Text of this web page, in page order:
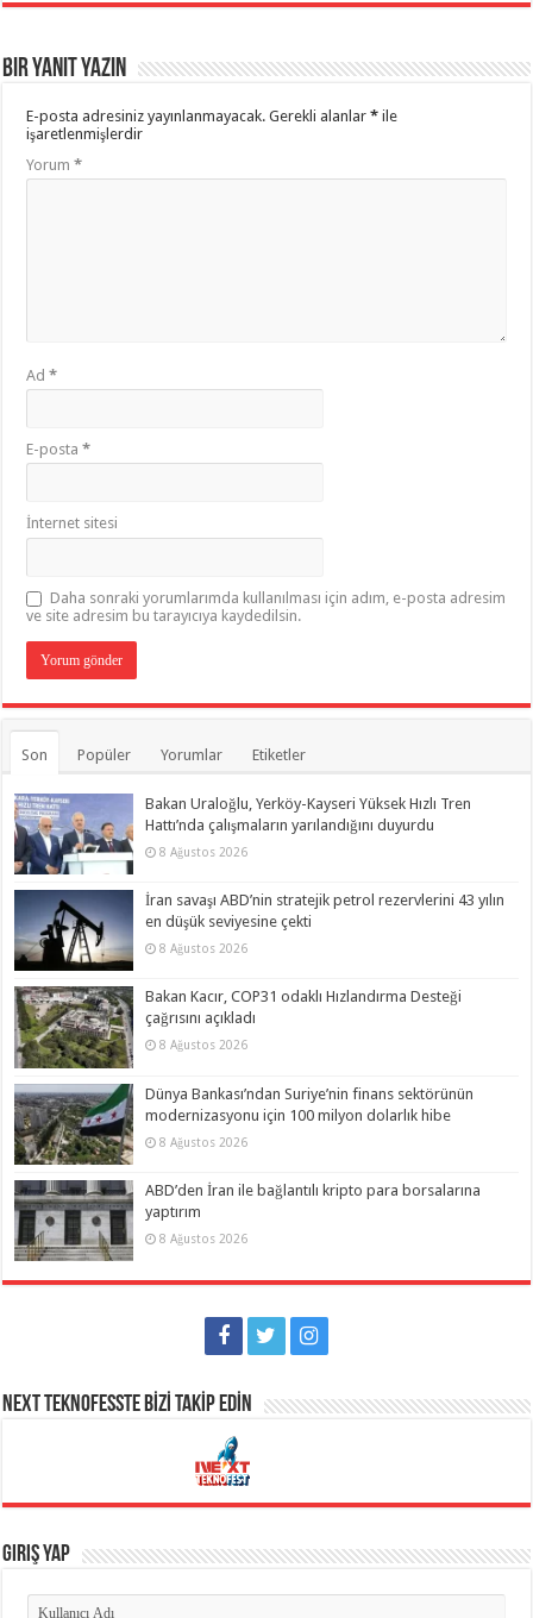
Bir yanıt yazın
E-posta adresiniz yayınlanmayacak. Gerekli alanlar* ile
işaretlenmişlerdir
Yorum*
Ad*
E-posta*
İnternet sitesi
Daha sonraki yorumlarımda kullanılması için adım, e-posta adresim
ve site adresim bu tarayıcıya kaydedilsin.
Son Popüler Yorumlar Etiketler
Bakan Uraloğlu, Yerköy-Kayseri Yüksek Hızlı Tren
Hattı’nda çalışmaların yarılandığını duyurdu
8 Ağustos 2026
İran savaşı ABD’nin stratejik petrol rezervlerini 43 yılın
en düşük seviyesine çekti
8 Ağustos 2026
Bakan Kacır, COP31 odaklı Hızlandırma Desteği
çağrısını açıkladı
8 Ağustos 2026
Dünya Bankası’ndan Suriye’nin finans sektörünün
modernizasyonu için 100 milyon dolarlık hibe
8 Ağustos 2026
ABD’den İran ile bağlantılı kripto para borsalarına
yaptırım
8 Ağustos 2026
NEXT TEKNOFESSTE BİZİ TAKİP EDİN
Giriş Yap